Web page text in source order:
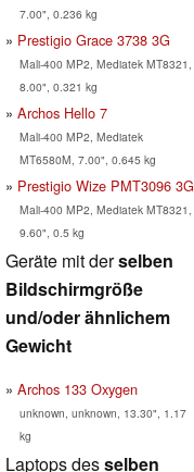
7.00", 0.236 kg
Prestigio Grace 3738 3G
Mali-400 MP2, Mediatek MT8321,
8.00", 0.321 kg
Archos Hello 7
Mali-400 MP2, Mediatek
MT6580M, 7.00", 0.645 kg
Prestigio Wize PMT3096 3G
Mali-400 MP2, Mediatek MT8321,
9.60", 0.5 kg
Geräte mit derselben
Bildschirmgröße
und/oder ähnlichem
Gewicht
Archos 133 Oxygen
unknown, unknown, 13.30", 1.17
kg
Laptops desselben